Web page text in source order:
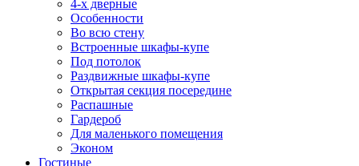
4-х дверные
Особенности
Во всю стену
Встроенные шкафы-купе
Под потолок
Раздвижные шкафы-купе
Открытая секция посередине
Распашные
Гардероб
Для маленького помещения
Эконом
Гостиные